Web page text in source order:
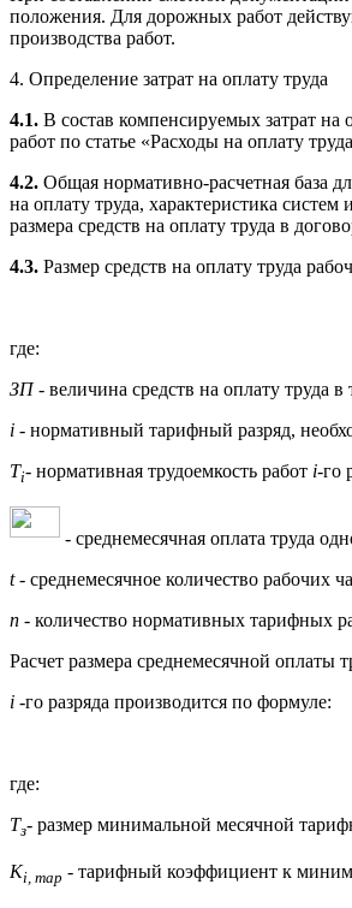
положения. Для дорожных работ
производства работ.
4. Определение затрат на оплату труда
4.1. В состав компенсируемых затрат
работ по статье «Расходы на оплату
4.2. Общая нормативно-расчетная база
на оплату труда, характеристика
размера средств на оплату труда в
4.3. Размер средств на оплату труда
где:
ЗП- величина средств на оплату труда
i - нормативный тарифный разряд,
Ti- нормативная трудоемкость работ i-го
- среднемесячная оплата труда
t- среднемесячное количество рабочих
n - количество нормативных тарифных
Расчет размера среднемесячной оплаты
i -го разряда производится по формуле:
где:
Тз- размер минимальной месячной
Кi, map - тарифный коэффициент к